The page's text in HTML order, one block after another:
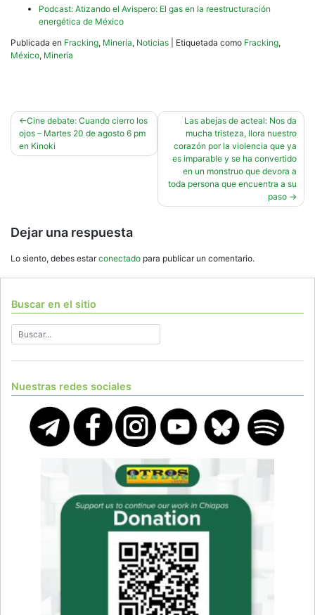
Podcast: Atizando el Avispero: El gas en la reestructuración
energética de México
Publicada en Fracking, Minería, Noticias Etiquetada como Fracking,
México, Minería
Navegación
de
entradas
Cine debate: Cuando cierro los
ojos – Martes 20 de agosto 6 pm
en Kinoki
Las abejas de acteal: Nos da
mucha tristeza, llora nuestro
corazón por la violencia que ya
es imparable y se ha convertido
en un monstruo que devora a
toda persona que encuentra a su
paso
Dejar una respuesta
Lo siento, debes estarconectado para publicar un comentario.
Buscar en el sitio
Nuestras redes sociales